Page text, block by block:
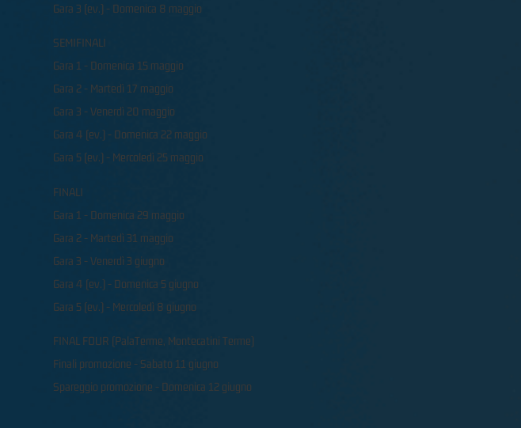
Gara 3 (ev.) - Domenica 8 maggio
SEMIFINALI
Gara 1 - Domenica 15 maggio
Gara 2 - Martedì 17 maggio
Gara 3 - Venerdì 20 maggio
Gara 4 (ev.) - Domenica 22 maggio
Gara 5 (ev.) - Mercoledì 25 maggio
FINALI
Gara 1 - Domenica 29 maggio
Gara 2 - Martedì 31 maggio
Gara 3 - Venerdì 3 giugno
Gara 4 (ev.) - Domenica 5 giugno
Gara 5 (ev.) - Mercoledì 8 giugno
FINAL FOUR (PalaTerme, Montecatini Terme)
Finali promozione - Sabato 11 giugno
Spareggio promozione - Domenica 12 giugno